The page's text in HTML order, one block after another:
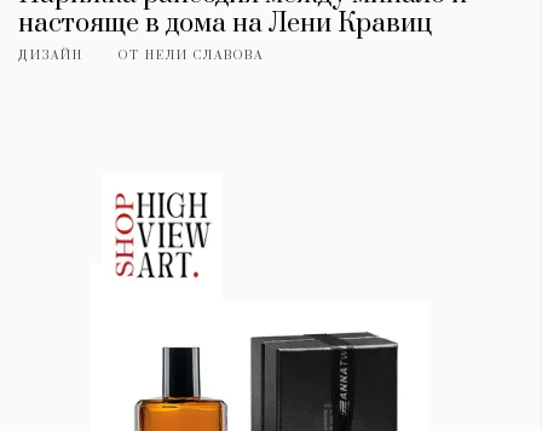
настояще в дома на Лени Кравиц
ДИЗАЙН ОТ НЕЛИ СЛАВОВА
КАТЕГОРИИ ЗА НАС